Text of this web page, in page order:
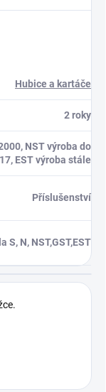
Hubice a kartáče
2 roky
NST výroba do
EST výroba stále
Příslušenství
S, N, NST,GST,EST